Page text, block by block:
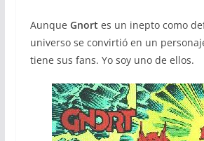
Aunque Gnort es un inepto como
universo se convirtió en un
tiene sus fans. Yo soy uno de ellos.